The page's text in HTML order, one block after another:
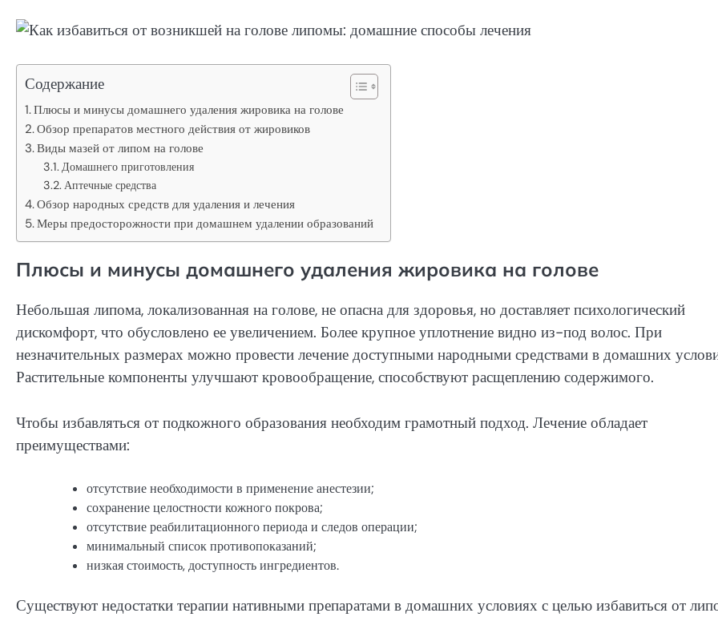
Содержание
Плюсы и минусы домашнего удаления жировика на голове
Обзор препаратов местного действия от жировиков
Виды мазей от липом на голове
Домашнего приготовления
Аптечные средства
Обзор народных средств для удаления и лечения
Меры предосторожности при домашнем удалении образований
Плюсы и минусы домашнего удаления жировика на голове
Небольшая липома, локализованная на голове, не опасна для здоровья, но доставляет психологический
дискомфорт, что обусловлено ее увеличением. Более крупное уплотнение видно из-под волос. При
незначительных размерах можно провести лечение доступными народными средствами в домашних
Растительные компоненты улучшают кровообращение, способствуют расщеплению содержимого.
Чтобы избавляться от подкожного образования необходим грамотный подход. Лечение обладает
преимуществами:
отсутствие необходимости в применение анестезии;
сохранение целостности кожного покрова;
отсутствие реабилитационного периода и следов операции;
минимальный список противопоказаний;
низкая стоимость, доступность ингредиентов.
Существуют недостатки терапии нативными препаратами в домашних условиях с целью избавиться от